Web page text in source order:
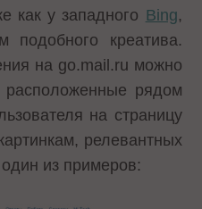
как у западного Bing,
подобного креатива.
на go.mail.ru можно
расположенные рядом
на страницу
релевантных
из примеров: